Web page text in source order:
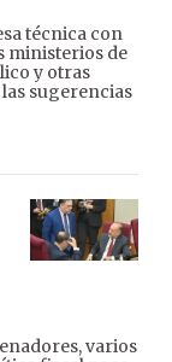
técnica con
ministerios de
y otras
sugerencias
varios